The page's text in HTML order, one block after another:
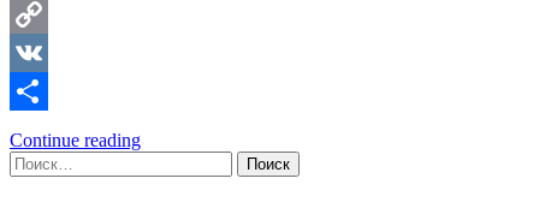
Telegram
Copy
Link
VK
Отправить
Continue reading
Найти: